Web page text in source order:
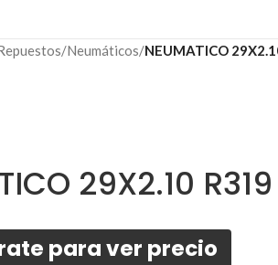
/Neumáticos/NEUMATICO
29X2.10 R319
para ver precio